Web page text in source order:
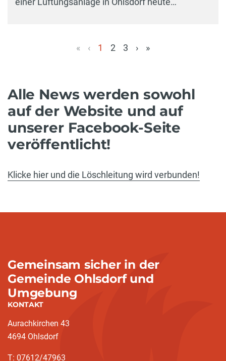
« ‹
1
2 3 › »
Alle News werden sowohl
auf der Website und auf
unserer Facebook-Seite
veröffentlicht!
Klicke hier und die Löschleitung wird verbunden!
Gemeinsam sicher in der
Gemeinde Ohlsdorf und
Umgebung
KONTAKT
Aurachkirchen 43
4694 Ohlsdorf
T: 07612/47963